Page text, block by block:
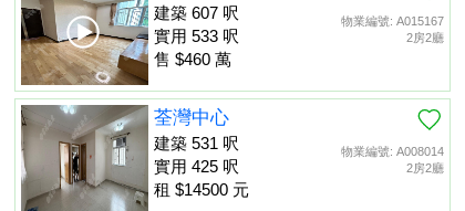
物業編號: A015167
2房2廳
建築 607 呎
實用 533 呎
售 $460 萬
物業編號: A008014
2房2廳
荃灣中心
建築 531 呎
實用 425 呎
租 $14500 元